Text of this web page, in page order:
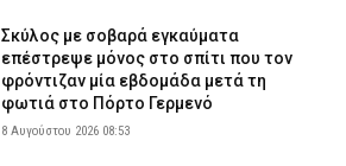
Σκύλος με σοβαρά εγκαύματα
επέστρεψε μόνος στο σπίτι που τον
φρόντιζαν μία εβδομάδα μετά τη
φωτιά στο Πόρτο Γερμενό
8 Αυγούστου 2026 08:53